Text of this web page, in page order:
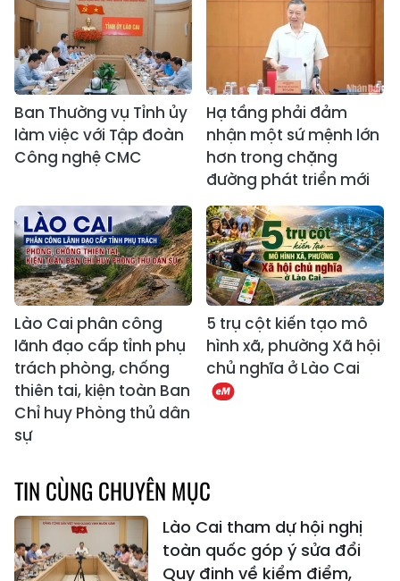
Ban Thường vụ Tỉnh ủy
làm việc với Tập đoàn
Công nghệ CMC
Hạ tầng phải đảm
nhận một sứ mệnh lớn
hơn trong chặng
đường phát triển mới
Lào Cai phân công
lãnh đạo cấp tỉnh phụ
trách phòng, chống
thiên tai, kiện toàn Ban
Chỉ huy Phòng thủ dân
sự
5 trụ cột kiến tạo mô
hình xã, phường Xã hội
chủ nghĩa ở Lào Cai
TIN CÙNG CHUYÊN MỤC
Lào Cai tham dự hội nghị
toàn quốc góp ý sửa đổi
Quy định về kiểm điểm,